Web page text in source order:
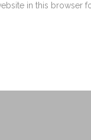
in this browser